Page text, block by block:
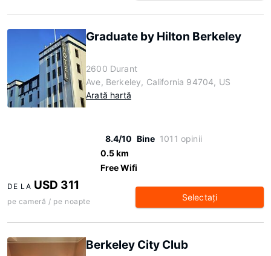
Graduate by Hilton Berkeley
2600 Durant
Ave, Berkeley, California 94704, US
Arată hartă
8.4/10 Bine 1011 opinii
0.5 km
Free Wifi
DE LA USD 311
pe cameră / pe noapte Selectaţi
Berkeley City Club